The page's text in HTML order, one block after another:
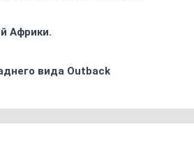
Африки.
вида Outback